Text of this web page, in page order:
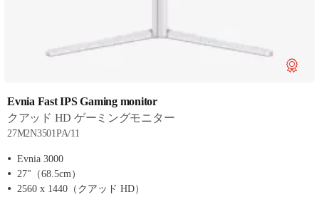
Evnia Fast IPS Gaming monitor
クアッド HD ゲーミングモニター
27M2N3501PA/11
Evnia 3000
27"（68.5cm）
2560 x 1440（クアッド HD）